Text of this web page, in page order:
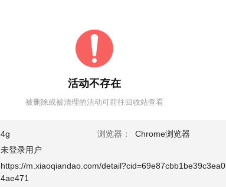
活动不存在
被删除或被清理的活动可前往回收站查看
4g 浏览器：
Chrome浏览器
未登录用户
https://m.xiaoqiandao.com/detail?cid=69e87cbb1be39c3ea0
4ae471